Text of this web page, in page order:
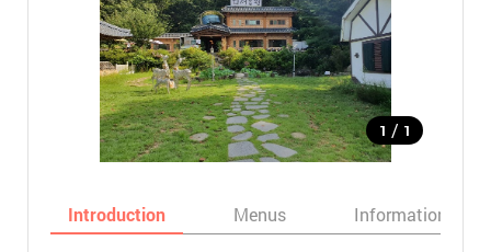
1 / 1
Introduction Menus Informations